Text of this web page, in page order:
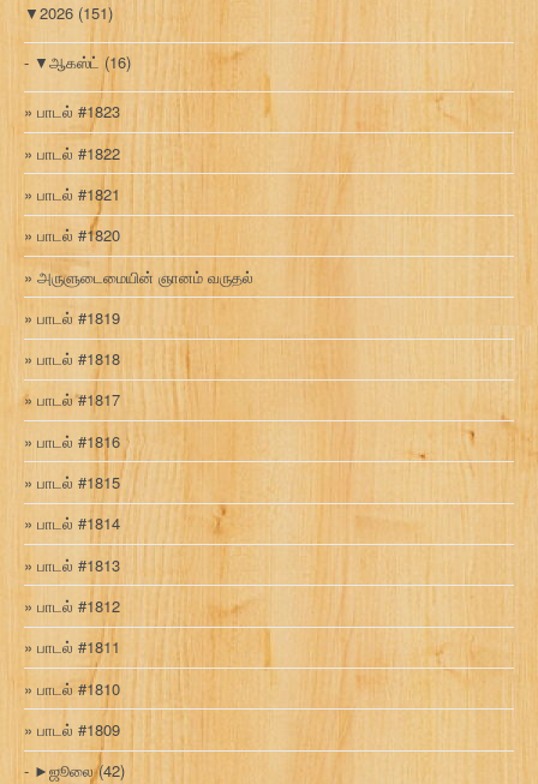
▼2026 (151)
▼ஆகஸ்ட் (16)
பாடல் #1823
பாடல் #1822
பாடல் #1821
பாடல் #1820
அருளுடைமையின் ஞானம் வருதல்
பாடல் #1819
பாடல் #1818
பாடல் #1817
பாடல் #1816
பாடல் #1815
பாடல் #1814
பாடல் #1813
பாடல் #1812
பாடல் #1811
பாடல் #1810
பாடல் #1809
►ஜூலை(42)